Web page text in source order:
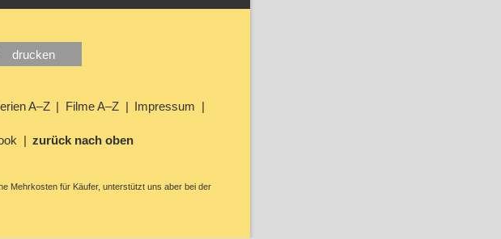
drucken
A–Z Filme A–Z Impressum
zurück nach oben
Mehrkosten für Käufer, unterstützt uns aber bei der